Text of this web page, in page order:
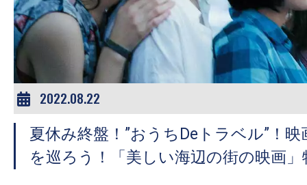
2022.08.22
夏休み終盤！”おうちDeトラベル”！
を巡ろう！「美しい海辺の街の映画」